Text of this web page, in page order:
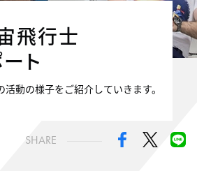
飛行士
ト
動の様子をご紹介していきます。
SHARE